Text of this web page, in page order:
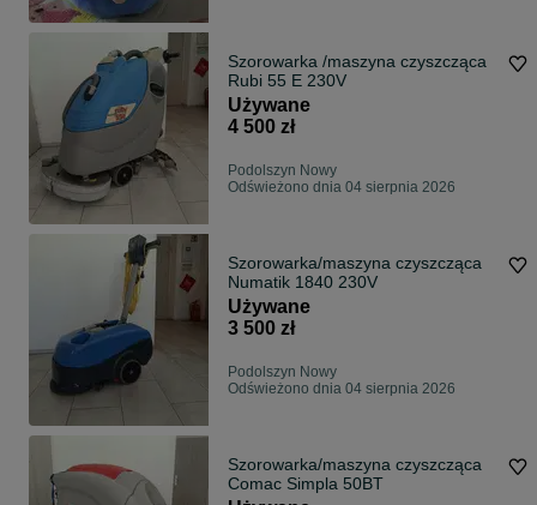
Szorowarka /maszyna czyszcząca
Rubi 55 E 230V
Używane
4 500 zł
Podolszyn Nowy
Odświeżono dnia 04 sierpnia 2026
Szorowarka/maszyna czyszcząca
Numatik 1840 230V
Używane
3 500 zł
Podolszyn Nowy
Odświeżono dnia 04 sierpnia 2026
Szorowarka/maszyna czyszcząca
Comac Simpla 50BT